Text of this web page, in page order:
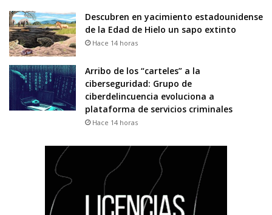
Descubren en yacimiento estadounidense
de la Edad de Hielo un sapo extinto
Hace 14 horas
Arribo de los “carteles” a la
ciberseguridad: Grupo de
ciberdelincuencia evoluciona a
plataforma de servicios criminales
Hace 14 horas